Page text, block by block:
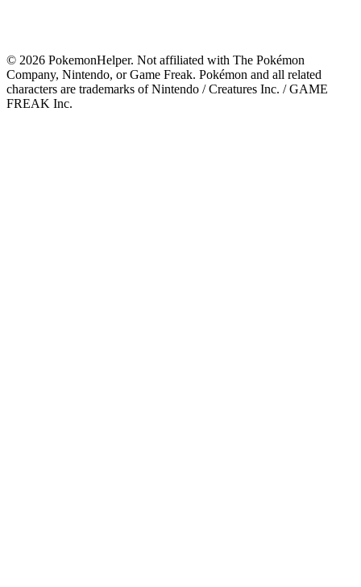
© 2026 PokemonHelper. Not affiliated with The Pokémon
Company, Nintendo, or Game Freak. Pokémon and all related
characters are trademarks of Nintendo / Creatures Inc. / GAME
FREAK Inc.